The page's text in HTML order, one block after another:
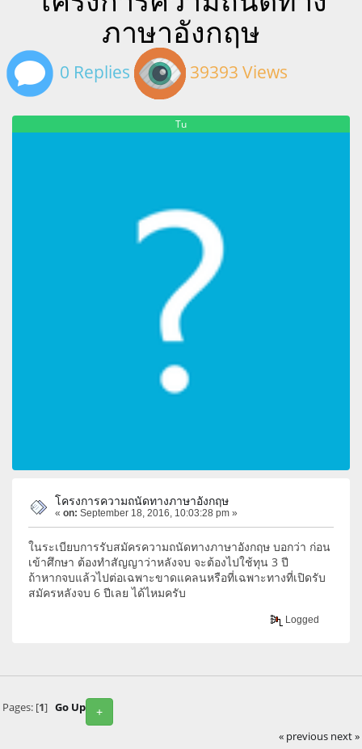
ภาษาอังกฤษ
0 Replies 39393 Views
Tu
โครงการความถนัดทางภาษาอังกฤษ
« on: September 18, 2016, 10:03:28 pm »
ในระเบียบการรับสมัครความถนัดทางภาษาอังกฤษ บอกว่า ก่อน
เข้าศึกษา ต้องทำสัญญาว่าหลังจบ จะต้องไปใช้ทุน 3 ปี
ถ้าหากจบแล้วไปต่อเฉพาะขาดแคลนหรือที่เฉพาะทางที่เปิดรับ
สมัครหลังจบ 6 ปีเลย ได้ไหมครับ
Logged
+
Pages: [1] Go Up
« previous next »